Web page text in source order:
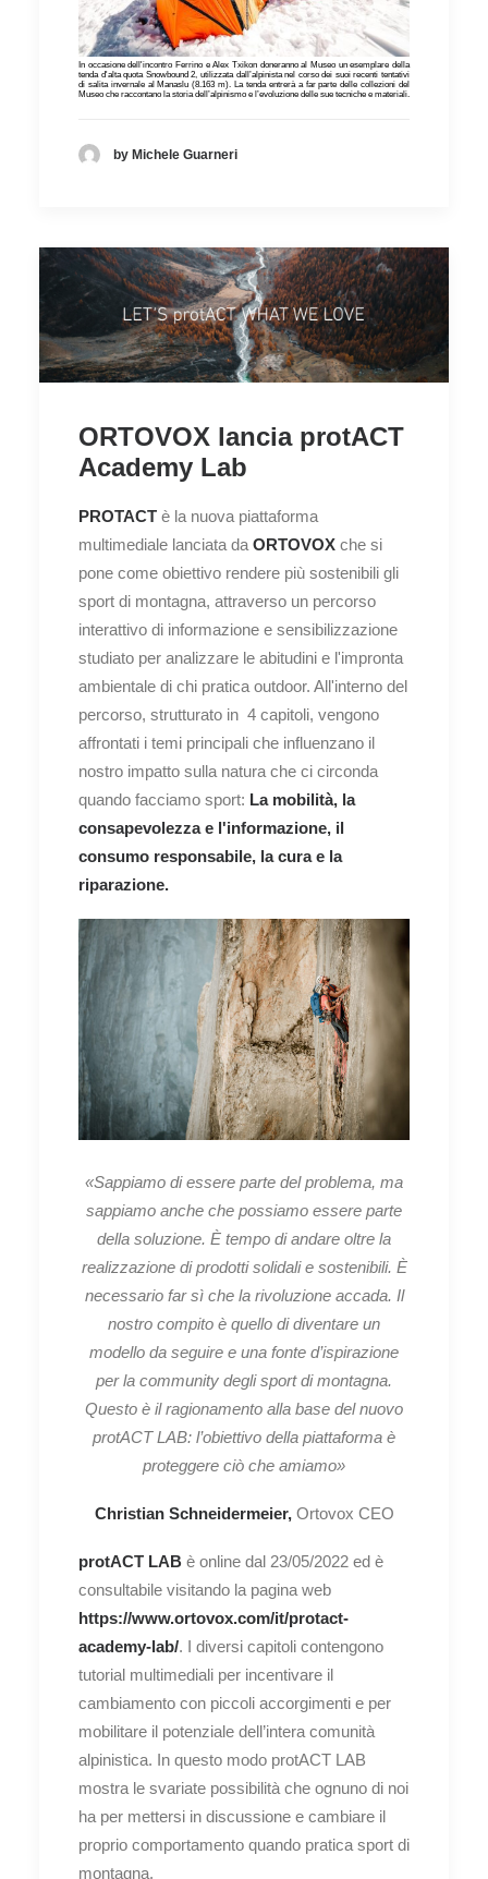
In occasione dell'incontro Ferrino e Alex Txikon doneranno al Museo un esemplare della
tenda d'alta quota Snowbound 2, utilizzata dall’alpinista nel corso dei suoi recenti tentativi
di salita invernale al Manaslu (8.163 m). La tenda entrerà a far parte delle collezioni del
Museo che raccontano la storia dell’alpinismo e l’evoluzione delle sue tecniche e materiali.
by Michele Guarneri
ORTOVOX lancia protACT
Academy Lab
PROTACT è la nuova piattaforma
multimediale lanciata da ORTOVOX che si
pone come obiettivo rendere più sostenibili gli
sport di montagna, attraverso un percorso
interattivo di informazione e sensibilizzazione
studiato per analizzare le abitudini e l'impronta
ambientale di chi pratica outdoor. All'interno del
percorso, strutturato in 4 capitoli, vengono
affrontati i temi principali che influenzano il
nostro impatto sulla natura che ci circonda
quando facciamo sport: La mobilità, la
consapevolezza e l'informazione, il
consumo responsabile, la cura e la
riparazione.
«Sappiamo di essere parte del problema, ma
sappiamo anche che possiamo essere parte
della soluzione. È tempo di andare oltre la
realizzazione di prodotti solidali e sostenibili. È
necessario far sì che la rivoluzione accada. Il
nostro compito è quello di diventare un
modello da seguire e una fonte d’ispirazione
per la community degli sport di montagna.
Questo è il ragionamento alla base del nuovo
protACT LAB: l’obiettivo della piattaforma è
proteggere ciò che amiamo»
Christian Schneidermeier,Ortovox CEO
protACT LAB è online dal 23/05/2022 ed è
consultabile visitando la pagina web
https://www.ortovox.com/it/protact-
academy-lab/. I diversi capitoli contengono
tutorial multimediali per incentivare il
cambiamento con piccoli accorgimenti e per
mobilitare il potenziale dell’intera comunità
alpinistica. In questo modo protACT LAB
mostra le svariate possibilità che ognuno di noi
ha per mettersi in discussione e cambiare il
proprio comportamento quando pratica sport di
montagna.